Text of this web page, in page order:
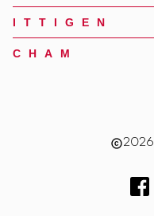
ITTIGEN
CHAM
copyright2026